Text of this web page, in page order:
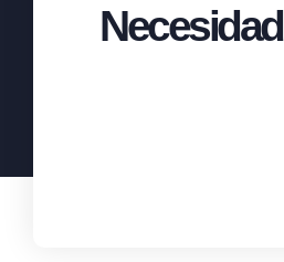
Necesidad